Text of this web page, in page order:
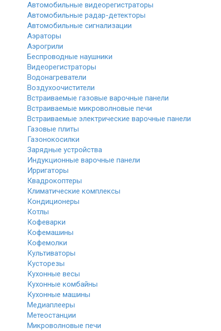
Автомобильные видеорегистраторы
Автомобильные радар-детекторы
Автомобильные сигнализации
Аэраторы
Аэрогрили
Беспроводные наушники
Видеорегистраторы
Водонагреватели
Воздухоочистители
Встраиваемые газовые варочные панели
Встраиваемые микроволновые печи
Встраиваемые электрические варочные панели
Газовые плиты
Газонокосилки
Зарядные устройства
Индукционные варочные панели
Ирригаторы
Квадрокоптеры
Климатические комплексы
Кондиционеры
Котлы
Кофеварки
Кофемашины
Кофемолки
Культиваторы
Кусторезы
Кухонные весы
Кухонные комбайны
Кухонные машины
Медиаплееры
Метеостанции
Микроволновые печи